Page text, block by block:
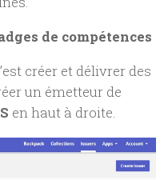
de compétences
créer et délivrer des
un émetteur de
en haut à droite.